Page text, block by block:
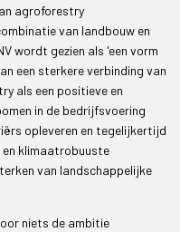
agroforestry
van landbouw en
wordt gezien als 'een vorm
een sterkere verbinding van
als een positieve en
in de bedrijfsvoering
opleveren en tegelijkertijd
en klimaatrobuuste
van landschappelijke
niets de ambitie